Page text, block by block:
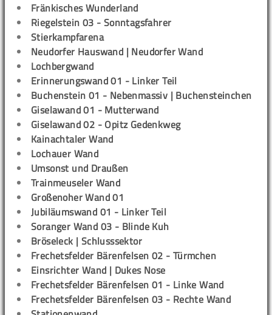
Fränkisches Wunderland
Riegelstein 03 - Sonntagsfahrer
Stierkampfarena
Neudorfer Hauswand | Neudorfer Wand
Lochbergwand
Erinnerungswand 01 - Linker Teil
Buchenstein 01 - Nebenmassiv | Buchensteinchen
Giselawand 01 - Mutterwand
Giselawand 02 - Opitz Gedenkweg
Kainachtaler Wand
Lochauer Wand
Umsonst und Draußen
Trainmeuseler Wand
Großenoher Wand 01
Jubiläumswand 01 - Linker Teil
Soranger Wand 03 - Blinde Kuh
Bröseleck | Schlusssektor
Frechetsfelder Bärenfelsen 02 - Türmchen
Einsrichter Wand | Dukes Nose
Frechetsfelder Bärenfelsen 01 - Linke Wand
Frechetsfelder Bärenfelsen 03 - Rechte Wand